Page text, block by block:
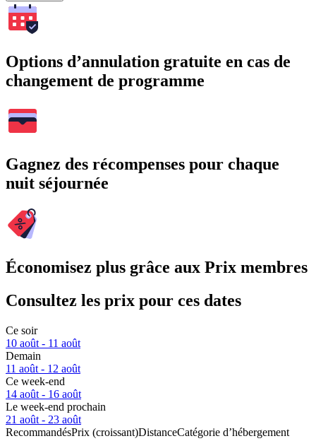
Options d’annulation gratuite en cas de
changement de programme
Gagnez des récompenses pour chaque
nuit séjournée
Économisez plus grâce aux Prix membres
Consultez les prix pour ces dates
Ce soir
10 août - 11 août
Demain
11 août - 12 août
Ce week-end
14 août - 16 août
Le week-end prochain
21 août - 23 août
RecommandésPrix (croissant)DistanceCatégorie d’hébergement